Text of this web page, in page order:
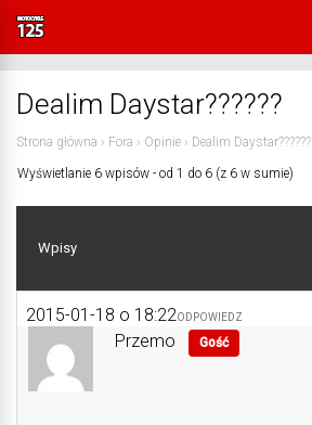
Dealim Daystar??????
Strona główna › Fora › Opinie › Dealim Daystar??????
Wyświetlanie 6 wpisów - od 1 do 6 (z 6 w sumie)
Wpisy
2015-01-18 o 18:22ODPOWIEDZ
Przemo Gość